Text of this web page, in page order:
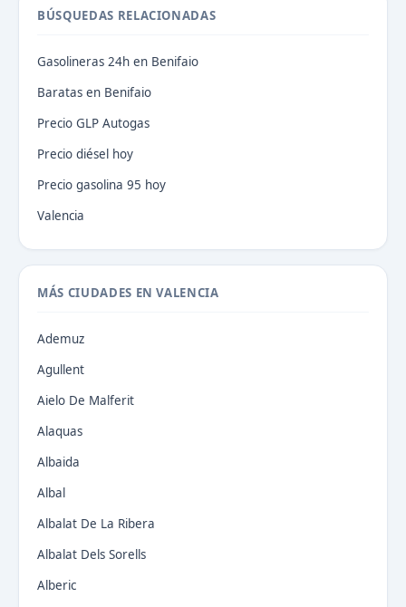
BÚSQUEDAS RELACIONADAS
Gasolineras 24h en Benifaio
Baratas en Benifaio
Precio GLP Autogas
Precio diésel hoy
Precio gasolina 95 hoy
Valencia
MÁS CIUDADES EN VALENCIA
Ademuz
Agullent
Aielo De Malferit
Alaquas
Albaida
Albal
Albalat De La Ribera
Albalat Dels Sorells
Alberic